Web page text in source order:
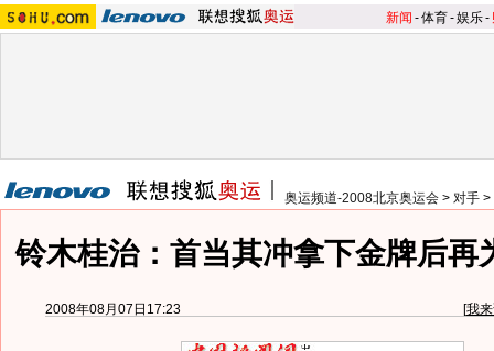
新闻 -体育-娱乐-
奥运频道-2008北京奥运会 > 对手 >
铃木桂治：首当其冲拿下金牌后再
2008年08月07日17:23 [我